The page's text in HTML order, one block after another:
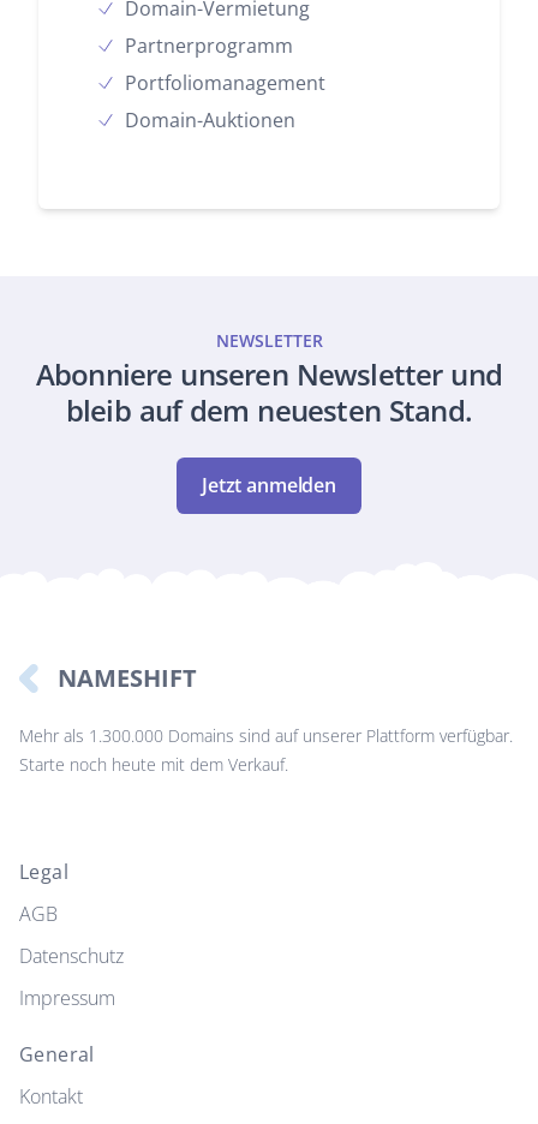
Domain-Vermietung
Partnerprogramm
Portfoliomanagement
Domain-Auktionen
NEWSLETTER
Abonniere unseren Newsletter und
bleib auf dem neuesten Stand.
Jetzt anmelden
NAMESHIFT
Mehr als 1.300.000 Domains sind auf unserer Plattform verfügbar.
Starte noch heute mit dem Verkauf.
Legal
AGB
Datenschutz
Impressum
General
Kontakt